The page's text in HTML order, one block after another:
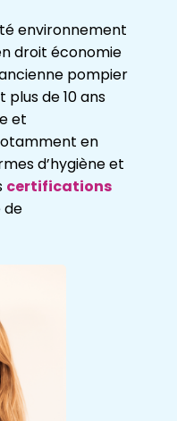
environnement
droit économie
pompier
de 10 ans
et
en
d’hygiène et
certifications
de